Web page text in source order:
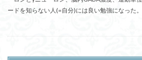
ードを知らない人(=自分)には良い勉強になった。